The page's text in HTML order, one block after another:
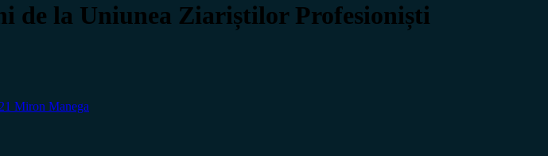
de la Uniunea Ziariștilor Profesioniști
Miron Manega